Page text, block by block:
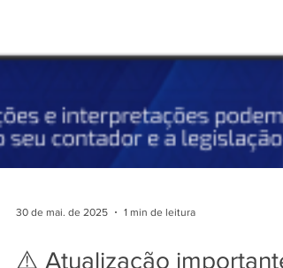
30 de mai. de 2025 1 min de leitura